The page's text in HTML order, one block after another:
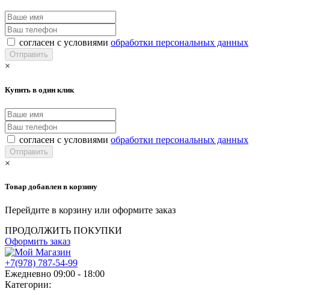
согласен с условиями обработки персональных данных
×
Купить в один клик
согласен с условиями обработки персональных данных
×
Товар добавлен в корзину
Перейдите в корзину или оформите заказ
ПРОДОЛЖИТЬ ПОКУПКИ
Оформить заказ
+7(978) 787-54-99
Ежедневно 09:00 - 18:00
Категории: